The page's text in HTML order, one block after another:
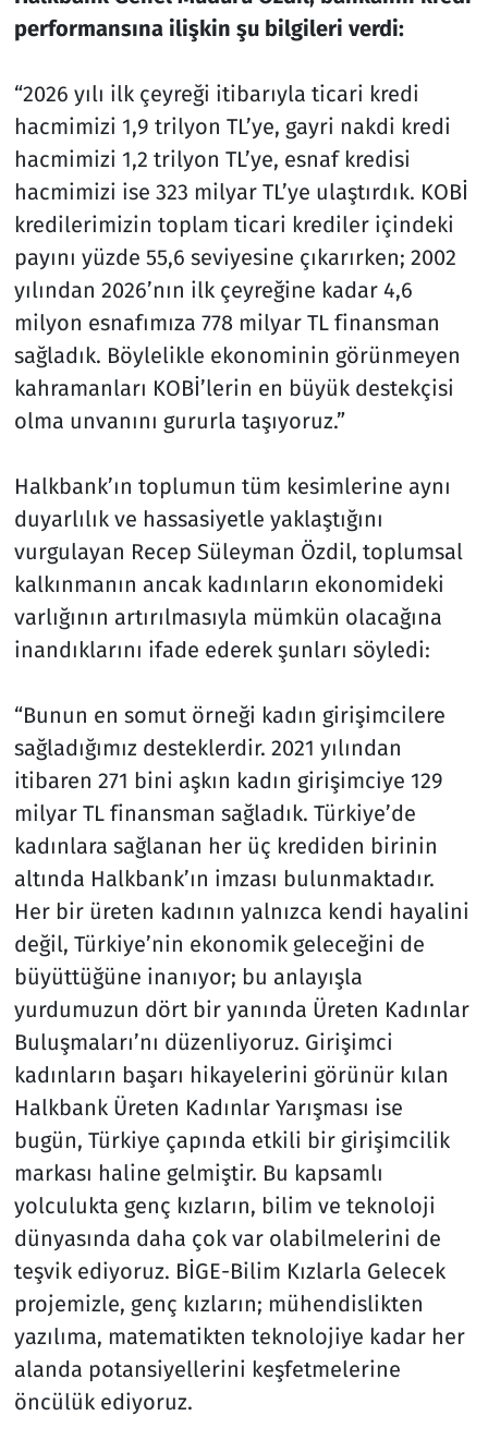
performansına ilişkin şu bilgileri verdi:
“2026 yılı ilk çeyreği itibarıyla ticari kredi
hacmimizi 1,9 trilyon TL’ye, gayri nakdi kredi
hacmimizi 1,2 trilyon TL’ye, esnaf kredisi
hacmimizi ise 323 milyar TL’ye ulaştırdık. KOBİ
kredilerimizin toplam ticari krediler içindeki
payını yüzde 55,6 seviyesine çıkarırken; 2002
yılından 2026’nın ilk çeyreğine kadar 4,6
milyon esnafımıza 778 milyar TL finansman
sağladık. Böylelikle ekonominin görünmeyen
kahramanları KOBİ’lerin en büyük destekçisi
olma unvanını gururla taşıyoruz.”
Halkbank’ın toplumun tüm kesimlerine aynı
duyarlılık ve hassasiyetle yaklaştığını
vurgulayan Recep Süleyman Özdil, toplumsal
kalkınmanın ancak kadınların ekonomideki
varlığının artırılmasıyla mümkün olacağına
inandıklarını ifade ederek şunları söyledi:
“Bunun en somut örneği kadın girişimcilere
sağladığımız desteklerdir. 2021 yılından
itibaren 271 bini aşkın kadın girişimciye 129
milyar TL finansman sağladık. Türkiye’de
kadınlara sağlanan her üç krediden birinin
altında Halkbank’ın imzası bulunmaktadır.
Her bir üreten kadının yalnızca kendi hayalini
değil, Türkiye’nin ekonomik geleceğini de
büyüttüğüne inanıyor; bu anlayışla
yurdumuzun dört bir yanında Üreten Kadınlar
Buluşmaları’nı düzenliyoruz. Girişimci
kadınların başarı hikayelerini görünür kılan
Halkbank Üreten Kadınlar Yarışması ise
bugün, Türkiye çapında etkili bir girişimcilik
markası haline gelmiştir. Bu kapsamlı
yolculukta genç kızların, bilim ve teknoloji
dünyasında daha çok var olabilmelerini de
teşvik ediyoruz. BİGE-Bilim Kızlarla Gelecek
projemizle, genç kızların; mühendislikten
yazılıma, matematikten teknolojiye kadar her
alanda potansiyellerini keşfetmelerine
öncülük ediyoruz.